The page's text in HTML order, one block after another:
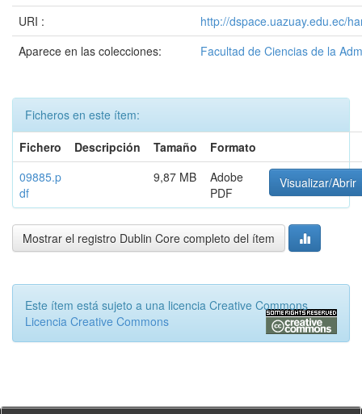
URI :
http://dspace.uazuay.edu.ec/
Aparece en las colecciones:
Facultad de Ciencias de la
Ficheros en este ítem:
Fichero
Descripción Tamaño
Formato
09885.p
df
9,87 MB
Adobe
PDF
Visualizar/Abrir
Mostrar el registro Dublin Core completo del ítem
Este ítem está sujeto a una licencia Creative Commons
Licencia Creative Commons